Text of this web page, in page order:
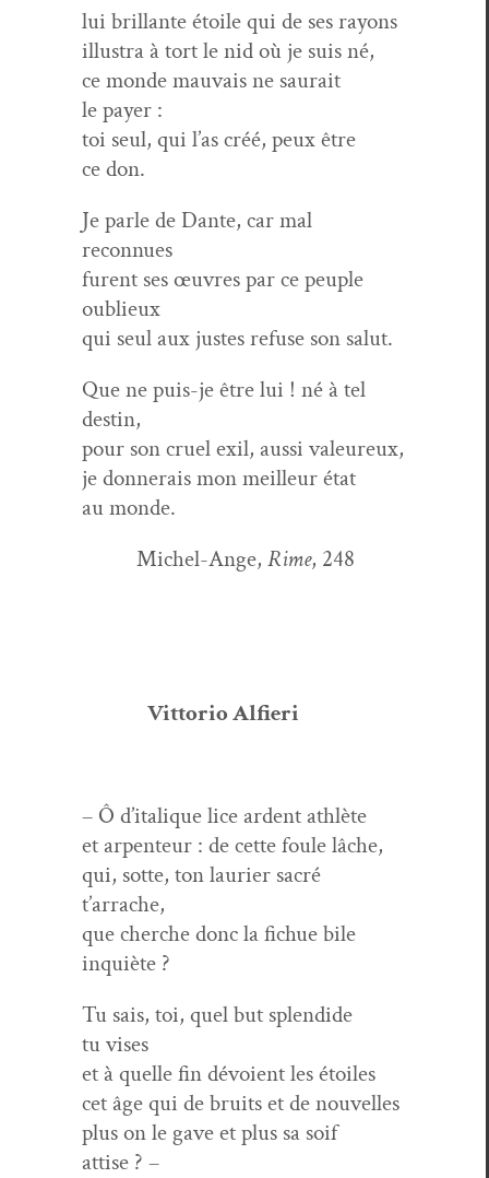
lui bril­lante étoile qui de ses rayons
illus­tra à tort le nid où je suis né,
ce monde mau­vais ne saurait
le payer :
toi seul, qui l’as créé, peux être
ce don.
Je par­le de Dante, car mal
reconnues
furent ses œuvres par ce peu­ple
oublieux
qui seul aux justes refuse son salut.
Que ne puis-je être lui ! né à tel
destin,
pour son cru­el exil, aus­si valeureux,
je don­nerais mon meilleur état
au monde.
Michel-Ange, Rime, 248
Vit­to­rio Alfieri
– Ô d’i­talique lice ardent athlète
et arpen­teur : de cette foule lâche,
qui, sotte, ton lau­ri­er sacré
t’arrache,
que cherche donc la fichue bile
inquiète ?
Tu sais, toi, quel but splen­dide
tu vises
et à quelle fin dévoient les étoiles
cet âge qui de bruits et de nouvelles
plus on le gave et plus sa soif
attise ? –